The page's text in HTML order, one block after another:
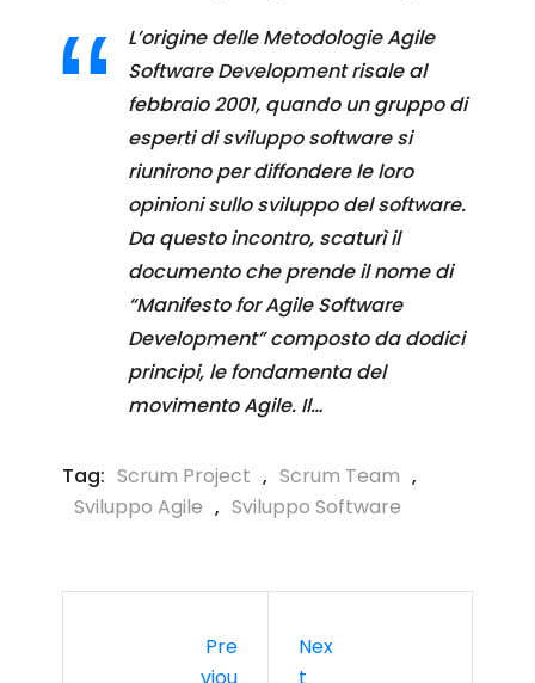
L’origine delle Metodologie Agile
Software Development risale al
febbraio 2001, quando un gruppo di
esperti di sviluppo software si
riunirono per diffondere le loro
opinioni sullo sviluppo del software.
Da questo incontro, scaturì il
documento che prende il nome di
“Manifesto for Agile Software
Development” composto da dodici
principi, le fondamenta del
movimento Agile. Il…
Tag: Scrum Project , Scrum Team ,
Sviluppo Agile , Sviluppo Software
Pre
Nex